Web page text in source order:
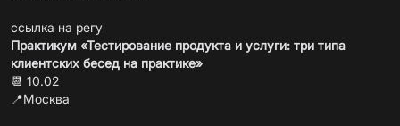
ссылка на регу
Практикум «Тестирование продукта и услуги: три типа
клиентских бесед на практике»
📆 10.02
📍Москва